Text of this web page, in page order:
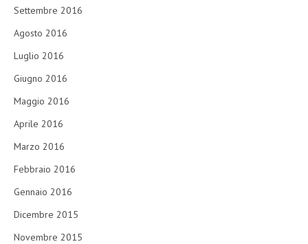
Settembre 2016
Agosto 2016
Luglio 2016
Giugno 2016
Maggio 2016
Aprile 2016
Marzo 2016
Febbraio 2016
Gennaio 2016
Dicembre 2015
Novembre 2015